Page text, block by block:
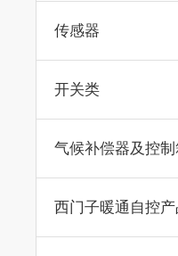
传感器
开关类
气候补偿器及控
西门子暖通自控产